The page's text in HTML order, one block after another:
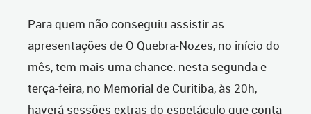
Para quem não conseguiu assistir as
apresentações de O Quebra-Nozes, no início do
mês, tem mais uma chance: nesta segunda e
terça-feira, no Memorial de Curitiba, às 20h,
haverá sessões extras do espetáculo que conta